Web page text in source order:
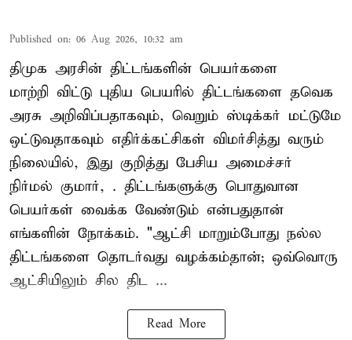
Published on: 06 Aug 2026, 10:32 am
திமுக அரசின் திட்டங்களின் பெயர்களை
மாற்றி விட்டு புதிய பெயரில் திட்டங்களை தவெக
அரசு அறிவிப்பதாகவும், வெறும் ஸ்டிக்கர் மட்டுமே
ஒட்டுவதாகவும் எதிர்க்கட்சிகள் விமர்சித்து வரும்
நிலையில், இது குறித்து பேசிய அமைச்சர்
நிர்மல் குமார், . திட்டங்களுக்கு பொதுவான
பெயர்கள் வைக்க வேண்டும் என்பதுதான்
எங்களின் நோக்கம். "ஆட்சி மாறும்போது நல்ல
திட்டங்களை தொடர்வது வழக்கம்தான்; ஒவ்வொரு
ஆட்சியிலும் சில திட ...
Read More